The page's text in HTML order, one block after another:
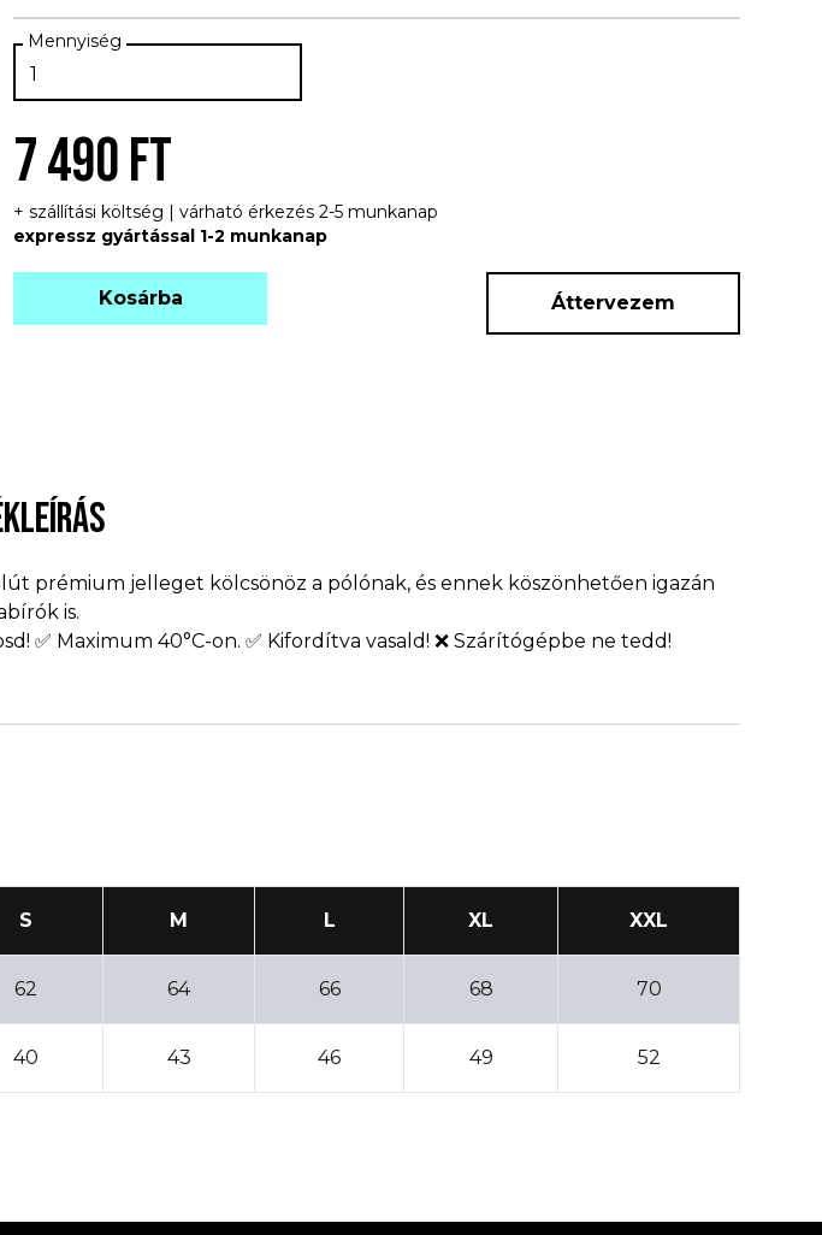
7 490 FT
+ szállítási költség | várható érkezés 2-5 munkanap
expressz gyártással 1-2 munkanap
Kosárba Áttervezem
prémium jelleget kölcsönöz a pólónak, és ennek köszönhetően igazán
is.
✅ Maximum 40°C-on. ✅ Kifordítva vasald! ❌ Szárítógépbe ne tedd!
S M L XL XXL
62 64 66 68 70
40 43 46 49 52